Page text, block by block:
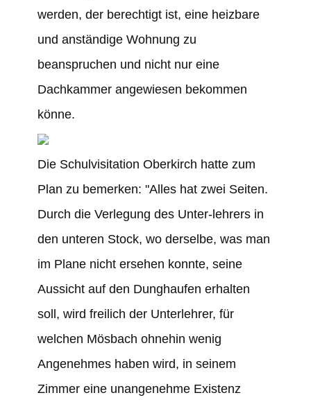
werden, der berechtigt ist, eine heizbare
und anständige Wohnung zu
beanspruchen und nicht nur eine
Dachkammer angewiesen bekommen
könne.
Die Schulvisitation Oberkirch hatte zum
Plan zu bemerken: "Alles hat zwei Seiten.
Durch die Verlegung des Unter-lehrers in
den unteren Stock, wo derselbe, was man
im Plane nicht ersehen konnte, seine
Aussicht auf den Dunghaufen erhalten
soll, wird freilich der Unterlehrer, für
welchen Mösbach ohnehin wenig
Angenehmes haben wird, in seinem
Zimmer eine unangenehme Existenz